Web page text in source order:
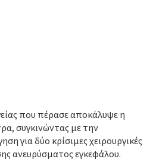
που πέρασε αποκάλυψε η
συγκινώντας με την
για δύο κρίσιμες χειρουργικές
ανευρύσματος εγκεφάλου.